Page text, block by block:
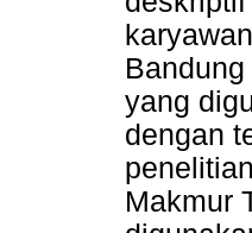
yang
dengan
Makmur